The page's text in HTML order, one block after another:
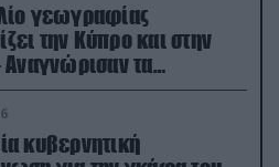
γεωγραφίας
την Κύπρο και στην
Αναγνώρισαν τα
(φωτο)
κυβερνητική